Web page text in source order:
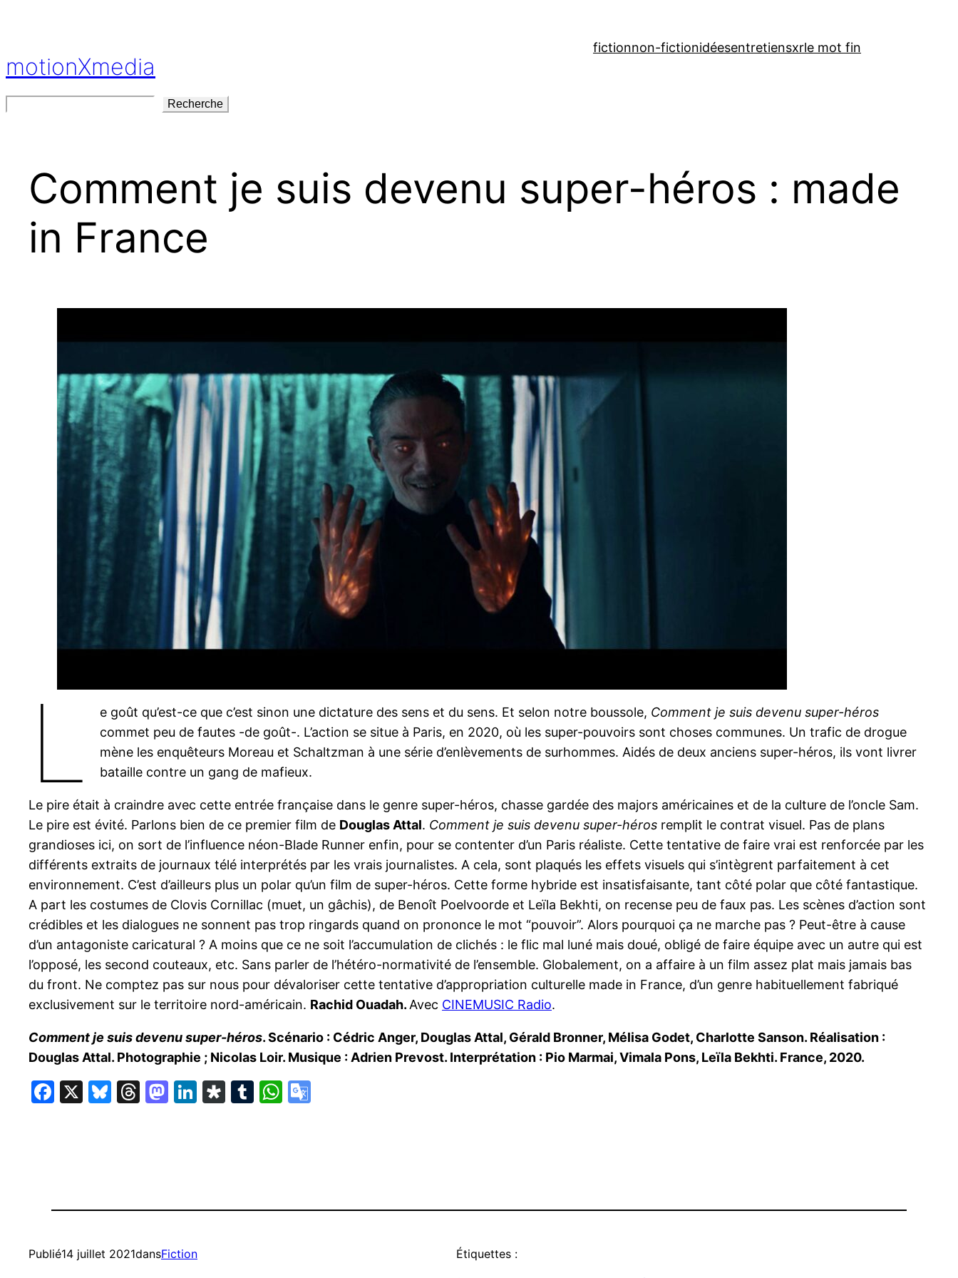
motionXmedia
fictionnon-fictionidéesentretiensxrle mot fin
Recherche
Comment je suis devenu super-héros : made
in France
L e goût qu’est-ce que c’est sinon une dictature des sens et du sens. Et selon notre boussole, Comment je suis devenu super-héros
commet peu de fautes -de goût-. L’action se situe à Paris, en 2020, où les super-pouvoirs sont choses communes. Un trafic de drogue
mène les enquêteurs Moreau et Schaltzman à une série d’enlèvements de surhommes. Aidés de deux anciens super-héros, ils vont livrer
bataille contre un gang de mafieux.
Le pire était à craindre avec cette entrée française dans le genre super-héros, chasse gardée des majors américaines et de la culture de l’oncle Sam.
Le pire est évité. Parlons bien de ce premier film de Douglas Attal. Comment je suis devenu super-héros remplit le contrat visuel. Pas de plans
grandioses ici, on sort de l’influence néon-Blade Runner enfin, pour se contenter d’un Paris réaliste. Cette tentative de faire vrai est renforcée par les
différents extraits de journaux télé interprétés par les vrais journalistes. A cela, sont plaqués les effets visuels qui s’intègrent parfaitement à cet
environnement. C’est d’ailleurs plus un polar qu’un film de super-héros. Cette forme hybride est insatisfaisante, tant côté polar que côté fantastique.
A part les costumes de Clovis Cornillac (muet, un gâchis), de Benoît Poelvoorde et Leïla Bekhti, on recense peu de faux pas. Les scènes d’action sont
crédibles et les dialogues ne sonnent pas trop ringards quand on prononce le mot “pouvoir”. Alors pourquoi ça ne marche pas ? Peut-être à cause
d’un antagoniste caricatural ? A moins que ce ne soit l’accumulation de clichés : le flic mal luné mais doué, obligé de faire équipe avec un autre qui est
l’opposé, les second couteaux, etc. Sans parler de l’hétéro-normativité de l’ensemble. Globalement, on a affaire à un film assez plat mais jamais bas
du front. Ne comptez pas sur nous pour dévaloriser cette tentative d’appropriation culturelle made in France, d’un genre habituellement fabriqué
exclusivement sur le territoire nord-américain. Rachid Ouadah. Avec CINEMUSIC Radio.
Comment je suis devenu super-héros. Scénario : Cédric Anger, Douglas Attal, Gérald Bronner, Mélisa Godet, Charlotte Sanson. Réalisation :
Douglas Attal. Photographie ; Nicolas Loir. Musique : Adrien Prevost. Interprétation : Pio Marmai, Vimala Pons, Leïla Bekhti. France, 2020.
Facebook
X Bluesky
Threads
Mastodon
LinkedIn
Diaspora
TumblrWhatsApp
Publié14 juillet 2021dansFiction Étiquettes :